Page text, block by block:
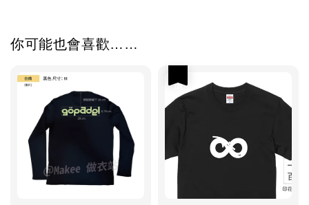
你可能也會喜歡……